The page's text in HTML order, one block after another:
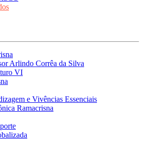
Arlindo Corrêa da Silva
VI
e Vivências Essenciais
Ramacrisna